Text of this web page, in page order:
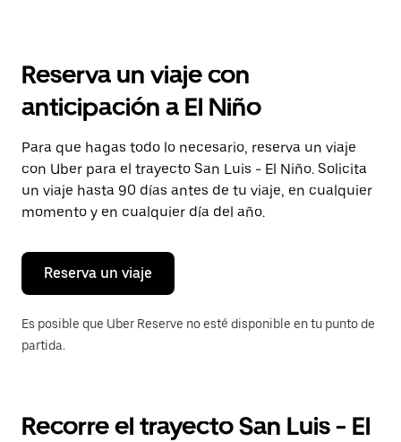
el
y
selecciona
una
fecha.
Presiona
la
tecla Esc
para
el
calendario.
Reserva un viaje con
anticipación a El Niño
Para que hagas todo lo necesario, reserva un viaje
con Uber para el trayecto San Luis - El Niño. Solicita
un viaje hasta 90 días antes de tu viaje, en cualquier
momento y en cualquier día del año.
Reserva un viaje
Es posible que Uber Reserve no esté disponible en tu punto de
partida.
Recorre el trayecto San Luis - El